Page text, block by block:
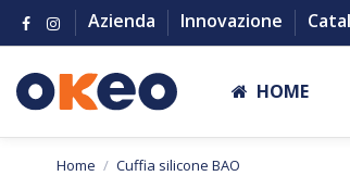
Azienda Innovazione
HOME
Home Cuffia silicone BAO